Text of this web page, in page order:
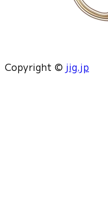
Copyright © jig.jp